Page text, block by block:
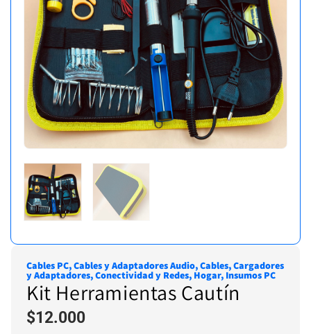
Cables PC,Cables y Adaptadores Audio,Cables, Cargadores
y Adaptadores,Conectividad y Redes, Hogar, Insumos PC
Kit Herramientas Cautín
$12.000